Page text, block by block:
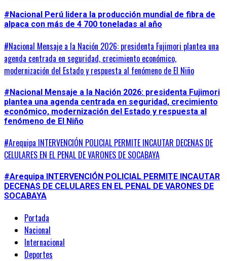
#Nacional Perú lidera la producción mundial de fibra de
alpaca con más de 4 700 toneladas al año
#Nacional Mensaje a la Nación 2026: presidenta Fujimori plantea una
agenda centrada en seguridad, crecimiento económico,
modernización del Estado y respuesta al fenómeno de El Niño
#Nacional Mensaje a la Nación 2026: presidenta Fujimori
plantea una agenda centrada en seguridad, crecimiento
económico, modernización del Estado y respuesta al
fenómeno de El Niño
#Arequipa INTERVENCIÓN POLICIAL PERMITE INCAUTAR DECENAS DE
CELULARES EN EL PENAL DE VARONES DE SOCABAYA
#Arequipa INTERVENCIÓN POLICIAL PERMITE INCAUTAR
DECENAS DE CELULARES EN EL PENAL DE VARONES DE
SOCABAYA
Portada
Nacional
Internacional
Deportes